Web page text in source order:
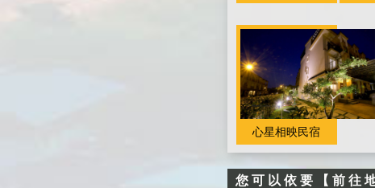
心星相映民宿
您可以依要【前往